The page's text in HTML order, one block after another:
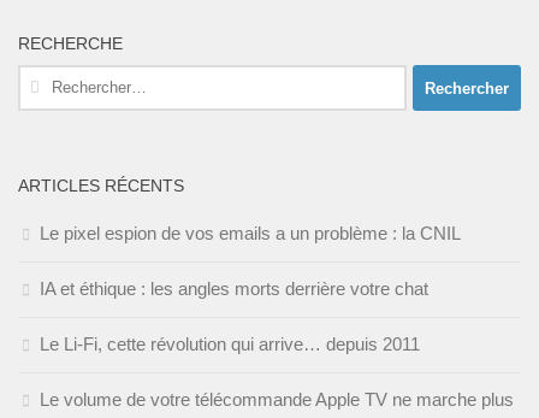
RECHERCHE
Rechercher :
ARTICLES RÉCENTS
Le pixel espion de vos emails a un problème : la CNIL
IA et éthique : les angles morts derrière votre chat
Le Li-Fi, cette révolution qui arrive… depuis 2011
Le volume de votre télécommande Apple TV ne marche plus